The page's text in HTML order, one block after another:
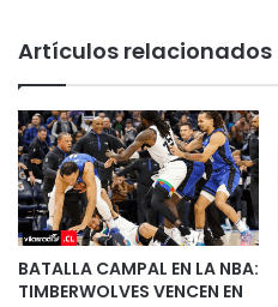
Artículos relacionados
BATALLA CAMPAL EN LA NBA:
TIMBERWOLVES VENCEN EN